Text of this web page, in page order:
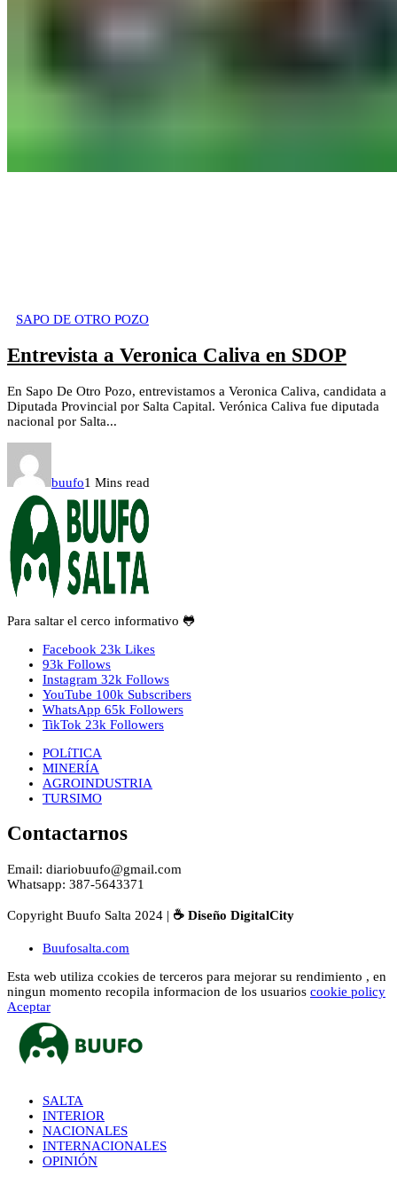
SAPO DE OTRO POZO
Entrevista a Veronica Caliva en SDOP
En Sapo De Otro Pozo, entrevistamos a Veronica Caliva, candidata a
Diputada Provincial por Salta Capital. Verónica Caliva fue diputada
nacional por Salta...
buufo1 Mins read
Para saltar el cerco informativo 🐸
Facebook 23k Likes
93k Follows
Instagram 32k Follows
YouTube 100k Subscribers
WhatsApp 65k Followers
TikTok 23k Followers
POLíTICA
MINERÍA
AGROINDUSTRIA
TURSIMO
Contactarnos
Email: diariobuufo@gmail.com
Whatsapp: 387-5643371
Copyright Buufo Salta 2024 | ☕ Diseño DigitalCity
Buufosalta.com
Esta web utiliza ccokies de terceros para mejorar su rendimiento , en
ningun momento recopila informacion de los usuarios cookie policy
Aceptar
SALTA
INTERIOR
NACIONALES
INTERNACIONALES
OPINIÓN